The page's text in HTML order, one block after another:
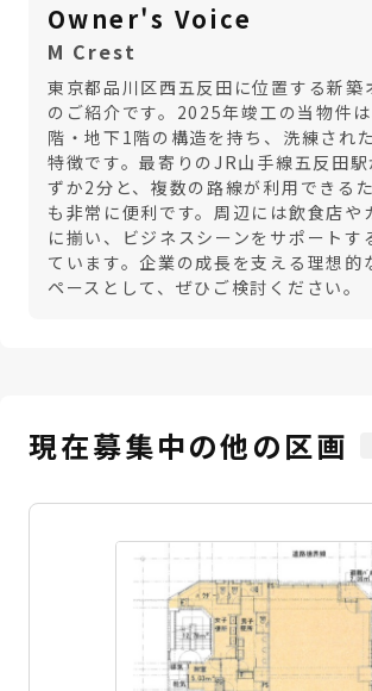
Owner's Voice
M Crest
東京都品川区西五反田に位置する新築
のご紹介です。2025年竣工の当物件
階・地下1階の構造を持ち、洗練され
特徴です。最寄りのJR山手線五反田
ずか2分と、複数の路線が利用できる
も非常に便利です。周辺には飲食店や
に揃い、ビジネスシーンをサポートす
ています。企業の成長を支える理想的
ペースとして、ぜひご検討ください。
現在募集中の他の区画